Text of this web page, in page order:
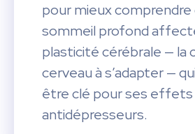
pour mieux
sommeil profond
plasticité cérébrale — la
cerveau à s’adapter —
être clé pour ses effets
antidépresseurs.